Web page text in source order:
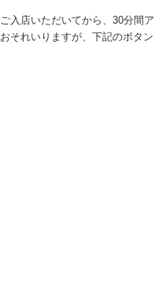
ご入店いただいてから、30分間
おそれいりますが、下記のボタ